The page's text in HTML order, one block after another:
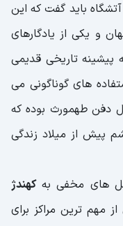
باید گفت که این
و یکی از یادگارهای
پیشینه تاریخی قدیمی
های گوناگونی می
دفن طهمورث بوده که
پیش از میلاد زندگی
های مخفی بهکهندژ
مهم ترین مراکز برای